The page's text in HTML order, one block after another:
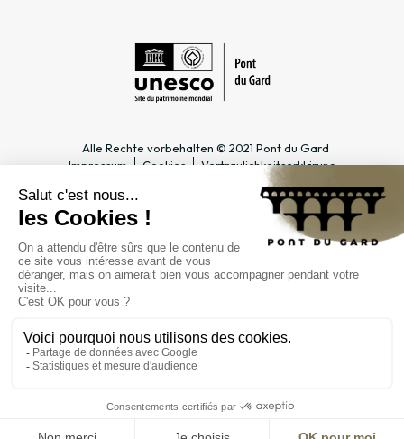
Alle Rechte vorbehalten © 2021 Pont du Gard
Impressum
Cookies Vertraulichkeitserklärung
PRAKTISCHE INFOS
Öffnungszeiten
Zugang
Preise & Abonnements
Kontakt
SPEZIALBEREICHE
Tourismusfachmann/-frau &
Lehrer & Schulklasse
ÖFFENTLICHE
EINRICHTUNG